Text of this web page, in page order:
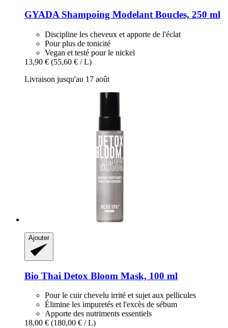
GYADA Shampoing Modelant Boucles, 250 ml
Discipline les cheveux et apporte de l'éclat
Pour plus de tonicité
Vegan et testé pour le nickel
13,90 € (55,60 € / L)
Livraison jusqu'au 17 août
Ajouter
Bio Thai Detox Bloom Mask, 100 ml
Pour le cuir chevelu irrité et sujet aux pellicules
Élimine les impuretés et l'excès de sébum
Apporte des nutriments essentiels
18,00 € (180,00 € / L)